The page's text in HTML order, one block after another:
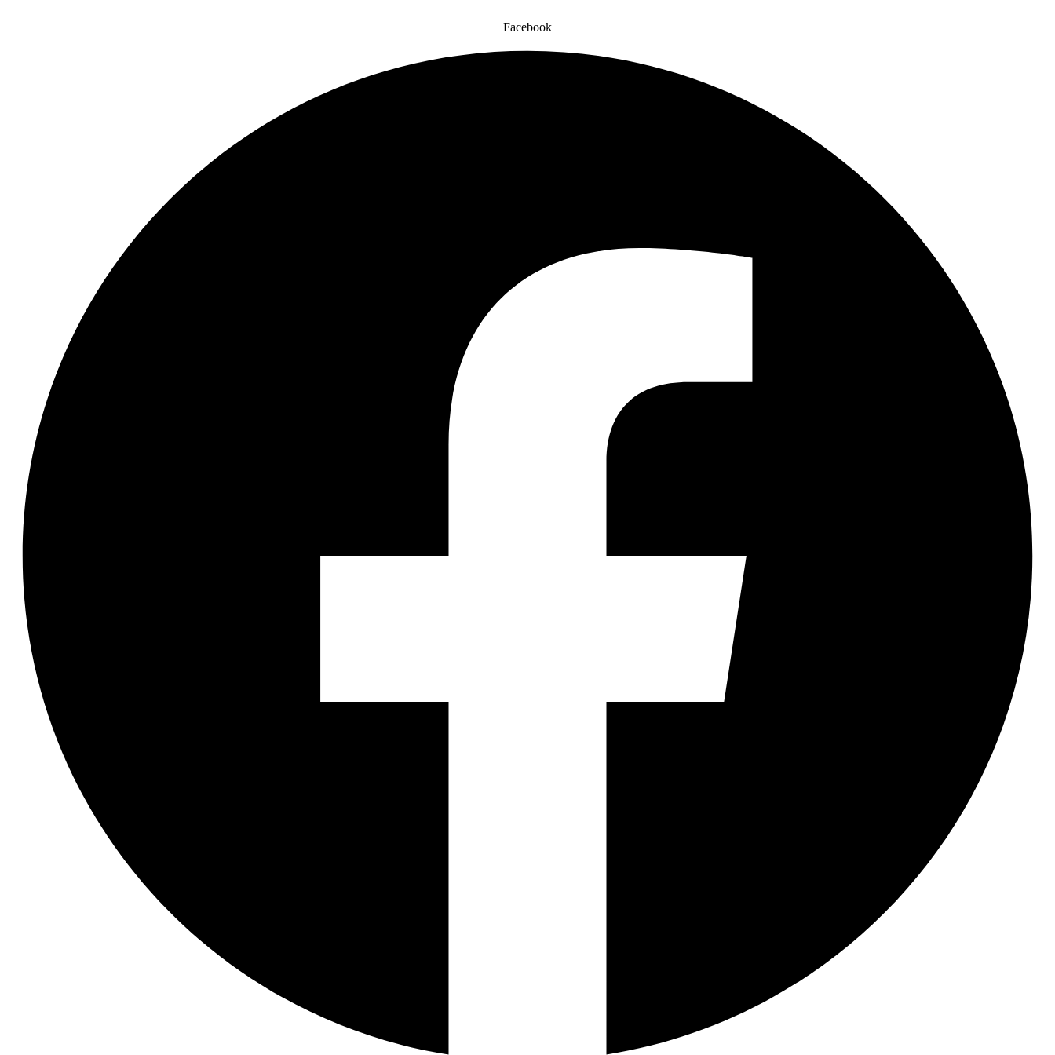
Facebook